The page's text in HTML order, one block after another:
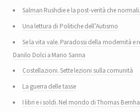
Salman Rushdie e la post-verità che
Una lettura di Politiche dell’Autismo
Se la vita vale. Paradossi della modernità e
Danilo Dolci a Mario Sanna
Costellazioni. Sette lezioni sulla comunità
La guerra delle tasse
I libri e i soldi. Nel mondo di Thomas